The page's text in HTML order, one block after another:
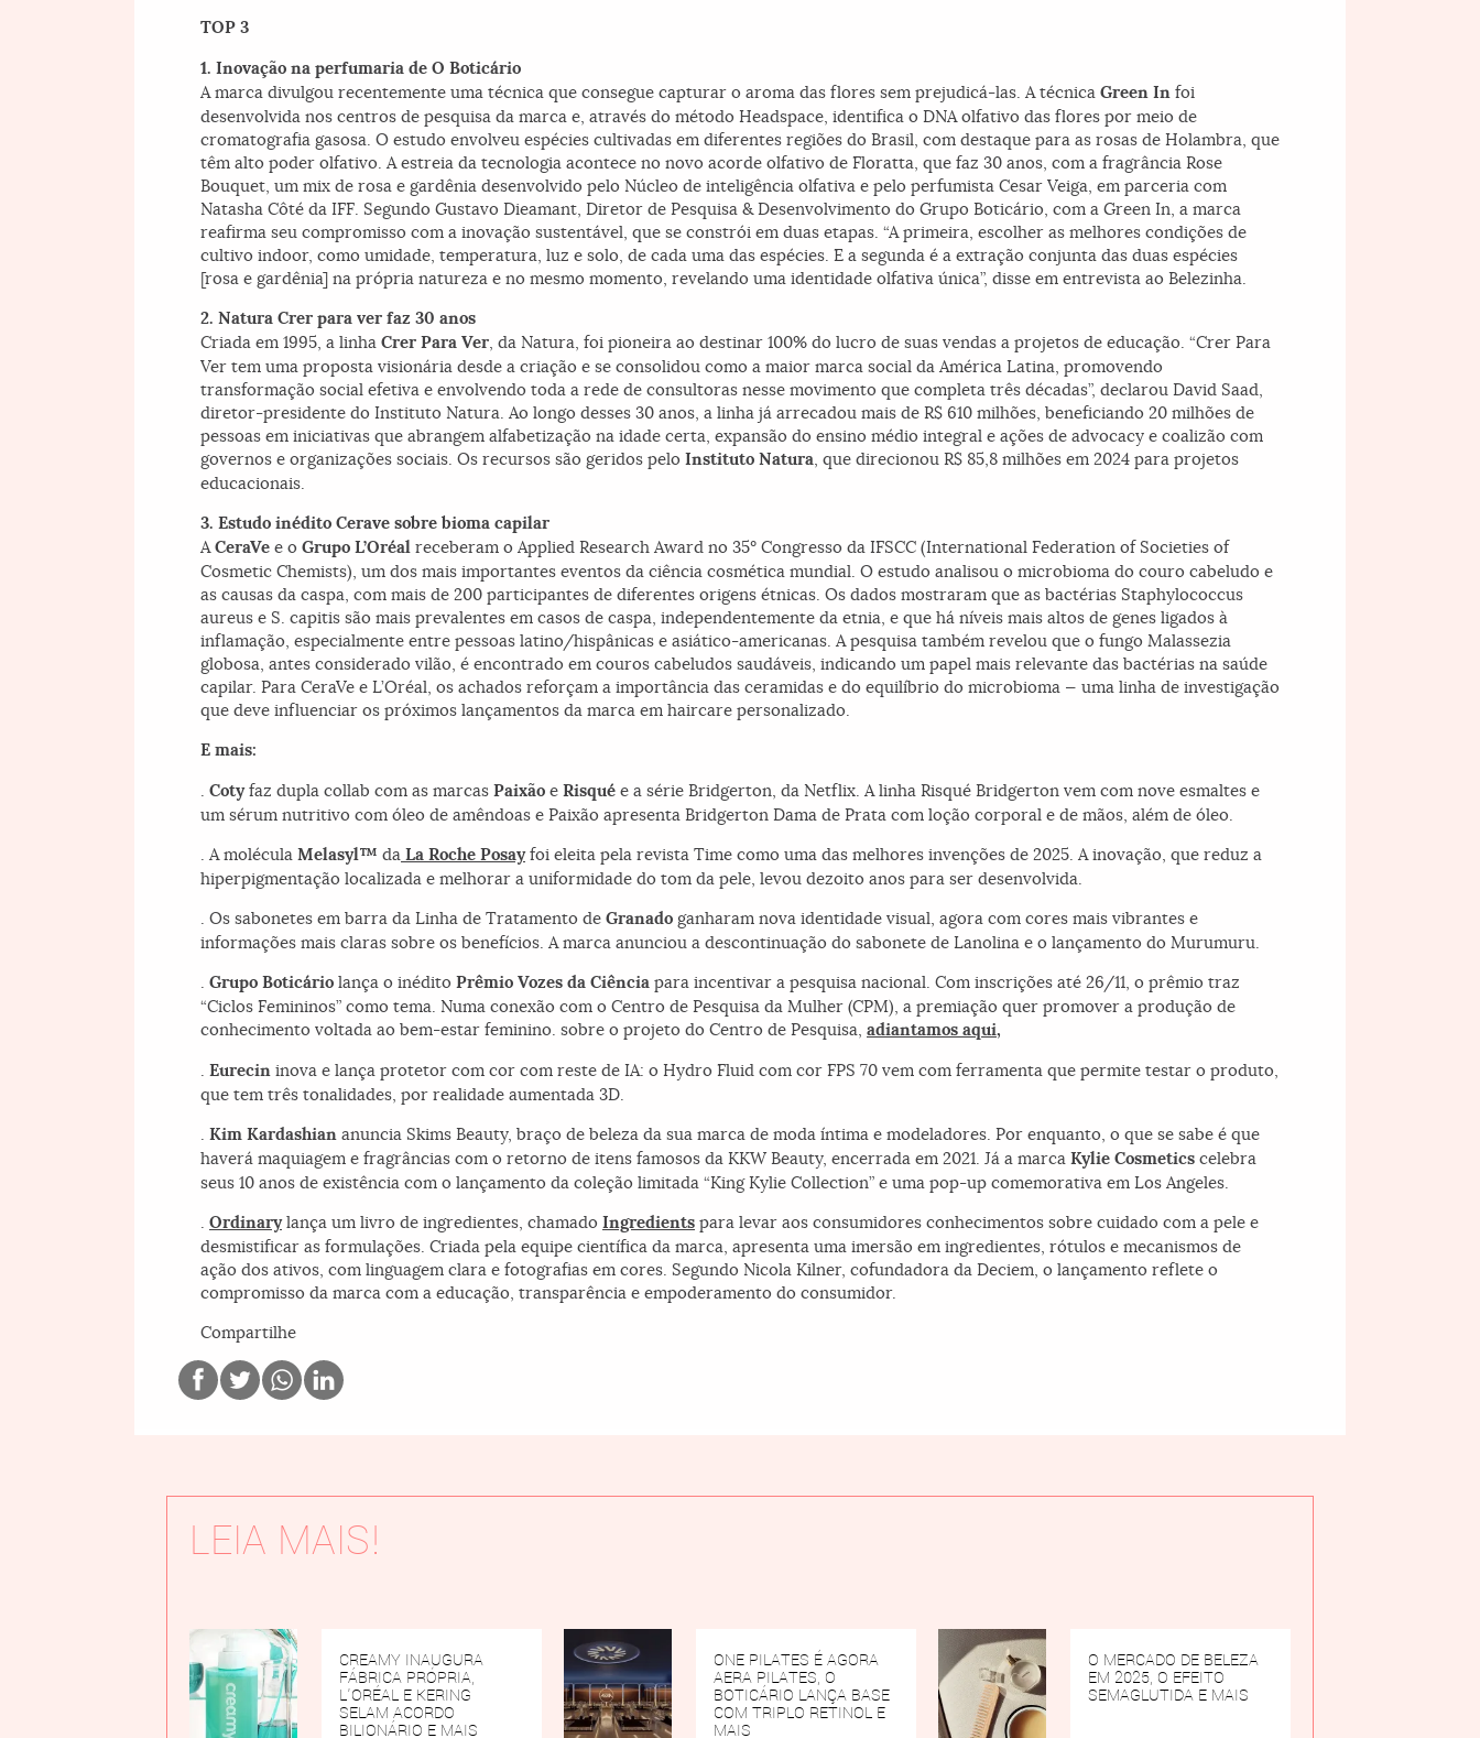
TOP 3
1. Inovação na perfumaria de O Boticário
A marca divulgou recentemente uma técnica que consegue capturar o aroma das flores sem prejudicá-las. A técnica Green In foi
desenvolvida nos centros de pesquisa da marca e, através do método Headspace, identifica o DNA olfativo das flores por meio de
cromatografia gasosa. O estudo envolveu espécies cultivadas em diferentes regiões do Brasil, com destaque para as rosas de Holambra, que
têm alto poder olfativo. A estreia da tecnologia acontece no novo acorde olfativo de Floratta, que faz 30 anos, com a fragrância Rose
Bouquet, um mix de rosa e gardênia desenvolvido pelo Núcleo de inteligência olfativa e pelo perfumista Cesar Veiga, em parceria com
Natasha Côté da IFF. Segundo Gustavo Dieamant, Diretor de Pesquisa & Desenvolvimento do Grupo Boticário, com a Green In, a marca
reafirma seu compromisso com a inovação sustentável, que se constrói em duas etapas. “A primeira, escolher as melhores condições de
cultivo indoor, como umidade, temperatura, luz e solo, de cada uma das espécies. E a segunda é a extração conjunta das duas espécies
[rosa e gardênia] na própria natureza e no mesmo momento, revelando uma identidade olfativa única”, disse em entrevista ao Belezinha.
2. Natura Crer para ver faz 30 anos
Criada em 1995, a linha Crer Para Ver, da Natura, foi pioneira ao destinar 100% do lucro de suas vendas a projetos de educação. “Crer Para
Ver tem uma proposta visionária desde a criação e se consolidou como a maior marca social da América Latina, promovendo
transformação social efetiva e envolvendo toda a rede de consultoras nesse movimento que completa três décadas”, declarou David Saad,
diretor-presidente do Instituto Natura. Ao longo desses 30 anos, a linha já arrecadou mais de R$ 610 milhões, beneficiando 20 milhões de
pessoas em iniciativas que abrangem alfabetização na idade certa, expansão do ensino médio integral e ações de advocacy e coalizão com
governos e organizações sociais. Os recursos são geridos pelo Instituto Natura, que direcionou R$ 85,8 milhões em 2024 para projetos
educacionais.
3. Estudo inédito Cerave sobre bioma capilar
ACeraVe e o Grupo L’Oréal receberam o Applied Research Award no 35º Congresso da IFSCC (International Federation of Societies of
Cosmetic Chemists), um dos mais importantes eventos da ciência cosmética mundial. O estudo analisou o microbioma do couro cabeludo e
as causas da caspa, com mais de 200 participantes de diferentes origens étnicas. Os dados mostraram que as bactérias Staphylococcus
aureus e S. capitis são mais prevalentes em casos de caspa, independentemente da etnia, e que há níveis mais altos de genes ligados à
inflamação, especialmente entre pessoas latino/hispânicas e asiático-americanas. A pesquisa também revelou que o fungo Malassezia
globosa, antes considerado vilão, é encontrado em couros cabeludos saudáveis, indicando um papel mais relevante das bactérias na saúde
capilar. Para CeraVe e L’Oréal, os achados reforçam a importância das ceramidas e do equilíbrio do microbioma — uma linha de investigação
que deve influenciar os próximos lançamentos da marca em haircare personalizado.
E mais:
. Cotyfaz dupla collab com as marcas Paixão e Risqué e a série Bridgerton, da Netflix. A linha Risqué Bridgerton vem com nove esmaltes e
um sérum nutritivo com óleo de amêndoas e Paixão apresenta Bridgerton Dama de Prata com loção corporal e de mãos, além de óleo.
. A molécula Melasyl™ da La Roche Posayfoi eleita pela revista Time como uma das melhores invenções de 2025. A inovação, que reduz a
hiperpigmentação localizada e melhorar a uniformidade do tom da pele, levou dezoito anos para ser desenvolvida.
. Os sabonetes em barra da Linha de Tratamento de Granado ganharam nova identidade visual, agora com cores mais vibrantes e
informações mais claras sobre os benefícios. A marca anunciou a descontinuação do sabonete de Lanolina e o lançamento do Murumuru.
. Grupo Boticário lança o inédito Prêmio Vozes da Ciência para incentivar a pesquisa nacional. Com inscrições até 26/11, o prêmio traz
“Ciclos Femininos” como tema. Numa conexão com o Centro de Pesquisa da Mulher (CPM), a premiação quer promover a produção de
conhecimento voltada ao bem-estar feminino. sobre o projeto do Centro de Pesquisa, adiantamos aqui,
. Eurecin inova e lança protetor com cor com reste de IA: o Hydro Fluid com cor FPS 70 vem com ferramenta que permite testar o produto,
que tem três tonalidades, por realidade aumentada 3D.
. Kim Kardashian anuncia Skims Beauty, braço de beleza da sua marca de moda íntima e modeladores. Por enquanto, o que se sabe é que
haverá maquiagem e fragrâncias com o retorno de itens famosos da KKW Beauty, encerrada em 2021. Já a marca Kylie Cosmetics celebra
seus 10 anos de existência com o lançamento da coleção limitada “King Kylie Collection” e uma pop-up comemorativa em Los Angeles.
. Ordinarylança um livro de ingredientes, chamado Ingredients para levar aos consumidores conhecimentos sobre cuidado com a pele e
desmistificar as formulações. Criada pela equipe científica da marca, apresenta uma imersão em ingredientes, rótulos e mecanismos de
ação dos ativos, com linguagem clara e fotografias em cores. Segundo Nicola Kilner, cofundadora da Deciem, o lançamento reflete o
compromisso da marca com a educação, transparência e empoderamento do consumidor.
Compartilhe
LEIA MAIS!
CREAMY INAUGURA
FÁBRICA PRÓPRIA,
L’ORÉAL E KERING
SELAM ACORDO
BILIONÁRIO E MAIS
ONE PILATES É AGORA
AERA PILATES, O
BOTICÁRIO LANÇA BASE
COM TRIPLO RETINOL E
MAIS
O MERCADO DE BELEZA
EM 2025, O EFEITO
SEMAGLUTIDA E MAIS